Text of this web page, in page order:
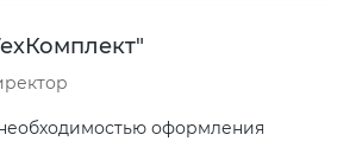
оформления